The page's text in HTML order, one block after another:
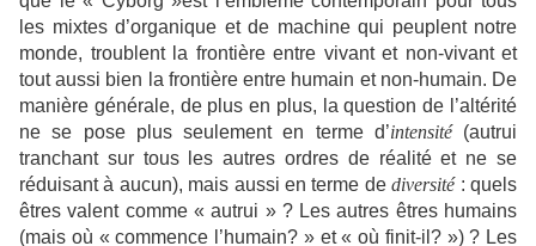
les mixtes d’organique et de machine qui peuplent notre
monde, troublent la frontière entre vivant et non-vivant et
tout aussi bien la frontière entre humain et non-humain. De
manière générale, de plus en plus, la question de l’altérité
ne se pose plus seulement en terme d’intensité(autrui
tranchant sur tous les autres ordres de réalité et ne se
réduisant à aucun), mais aussi en terme dediversité: quels
êtres valent comme « autrui » ? Les autres êtres humains
(mais où « commence l’humain? » et « où finit-il? ») ? Les